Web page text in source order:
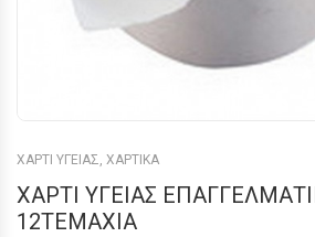
ΧΑΡΤΙ ΥΓΕΙΑΣ, ΧΑΡΤΙΚΑ
ΧΑΡΤΙ ΥΓΕΙΑΣ
12ΤΕΜΑΧΙΑ